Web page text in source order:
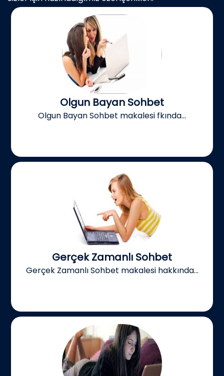
Olgun Bayan Sohbet
Olgun Bayan Sohbet makalesi fkında...
Gerçek Zamanlı Sohbet
Gerçek Zamanlı Sohbet makalesi hakkında...